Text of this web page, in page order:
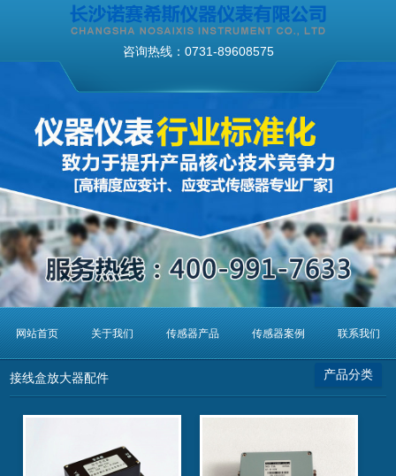
咨询热线： 0731-89608575
网站首页 关于我们 传感器产品 传感器案例 联系我们
接线盒放大器配件 产品分类
×
称重传感器_测力传感器
压力传感器
液位传感器
流量传感器
高速冲击力测量系统
高速撞击力测量系统
高速碰撞力测量系统
数显控制仪表
接线盒放大器配件